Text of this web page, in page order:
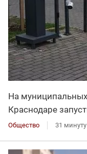
На
Краснодаре
Общество 31